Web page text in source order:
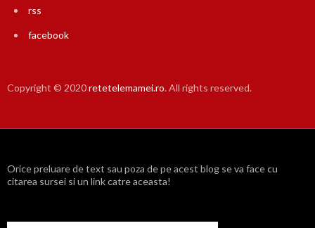
rss
facebook
Copyright © 2020retetelemamei.ro. All rights reserved.
Orice preluare de text sau poza de pe acest blog se va face cu
citarea sursei si un link catre aceasta!